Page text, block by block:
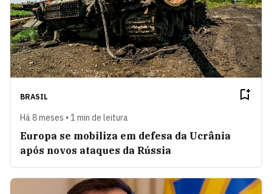
BRASIL
Há 8 meses • 1 min de leitura
Europa se mobiliza em defesa da Ucrânia
após novos ataques da Rússia